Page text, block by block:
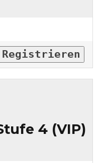
Registrieren
4 (VIP)